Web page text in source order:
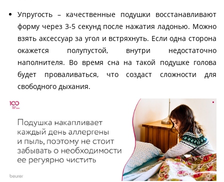
Упругость – качественные подушки восстанавливают
форму через 3-5 секунд после нажатия ладонью. Можно
взять аксессуар за угол и встряхнуть. Если одна сторона
окажется полупустой, внутри недостаточно
наполнителя. Во время сна на такой подушке голова
будет проваливаться, что создаст сложности для
свободного дыхания.